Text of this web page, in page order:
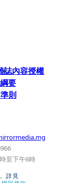
誌內容授權
要
則
至下午6時
， 詳見